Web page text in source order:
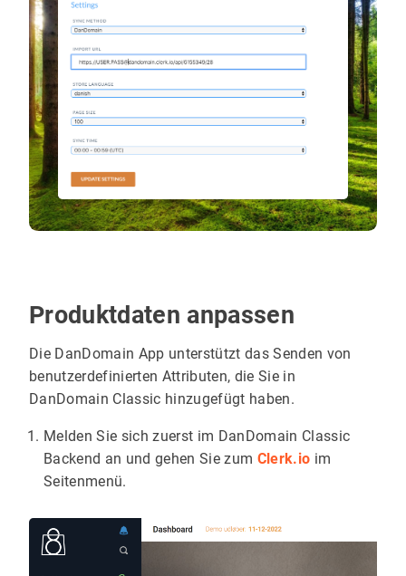
Produktdaten anpassen
Die DanDomain App unterstützt das Senden von
benutzerdefinierten Attributen, die Sie in
DanDomain Classic hinzugefügt haben.
Melden Sie sich zuerst im DanDomain Classic
Backend an und gehen Sie zum Clerk.io im
Seitenmenü.